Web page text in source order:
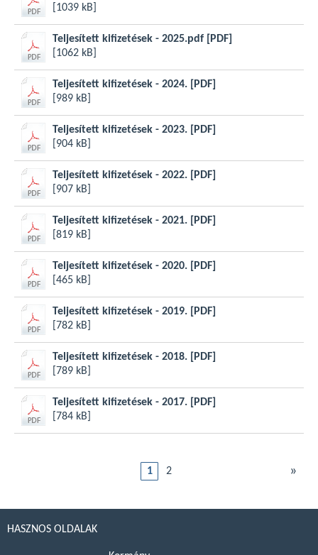
[1039 kB]
Teljesített kifizetések - 2025.pdf
[PDF]
[1062 kB]
Teljesített kifizetések - 2024.
[PDF]
[989 kB]
Teljesített kifizetések - 2023.
[PDF]
[904 kB]
Teljesített kifizetések - 2022.
[PDF]
[907 kB]
Teljesített kifizetések - 2021.
[PDF]
[819 kB]
Teljesített kifizetések - 2020.
[PDF]
[465 kB]
Teljesített kifizetések - 2019.
[PDF]
[782 kB]
Teljesített kifizetések - 2018.
[PDF]
[789 kB]
Teljesített kifizetések - 2017.
[PDF]
[784 kB]
1 2 »
HASZNOS OLDALAK